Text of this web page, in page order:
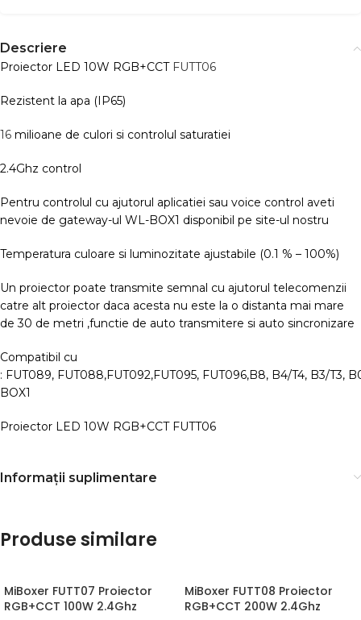
Descriere
Proiector LED 10W RGB+CCT FUTT06
Rezistent la apa (IP65)
16 milioane de culori si controlul saturatiei
2.4Ghz control
Pentru controlul cu ajutorul aplicatiei sau voice control aveti
nevoie de gateway-ul WL-BOX1 disponibil pe site-ul nostru
Temperatura culoare si luminozitate ajustabile (0.1 % – 100%)
Un proiector poate transmite semnal cu ajutorul telecomenzii
catre alt proiector daca acesta nu este la o distanta mai mare
de 30 de metri ,functie de auto transmitere si auto sincronizare
Compatibil cu
: FUT089, FUT088,FUT092,FUT095, FUT096,B8, B4/T4, B3/T3,
BOX1
Proiector LED 10W RGB+CCT FUTT06
Informații suplimentare
Produse similare
MiBoxer FUTT07 Proiector
RGB+CCT 100W 2.4Ghz
MiBoxer FUTT08 Proiector
RGB+CCT 200W 2.4Ghz